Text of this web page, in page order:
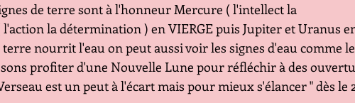
de terre sont à l'honneur Mercure ( l'intellect la
la détermination ) en VIERGE puis Jupiter et Uranus
terre nourrit l'eau on peut aussi voir les signes d'eau comme le
profiter d'une Nouvelle Lune pour réfléchir à des
est un peut à l'écart mais pour mieux s'élancer " dès le